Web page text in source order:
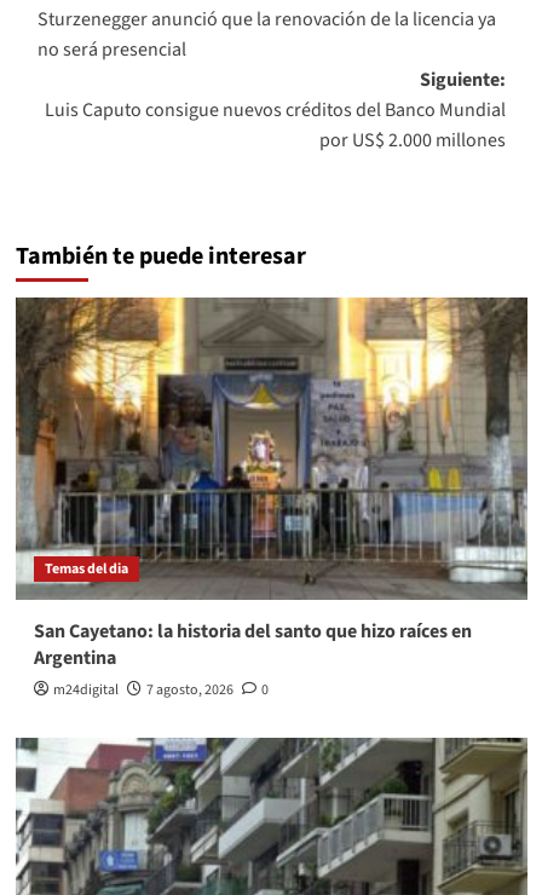
de
entradas
Sturzenegger anunció que la renovación de la licencia ya
no será presencial
Siguiente:
Luis Caputo consigue nuevos créditos del Banco Mundial
por US$ 2.000 millones
También te puede interesar
Temas del dia
San Cayetano: la historia del santo que hizo raíces en
Argentina
m24digital 7 agosto, 2026 0